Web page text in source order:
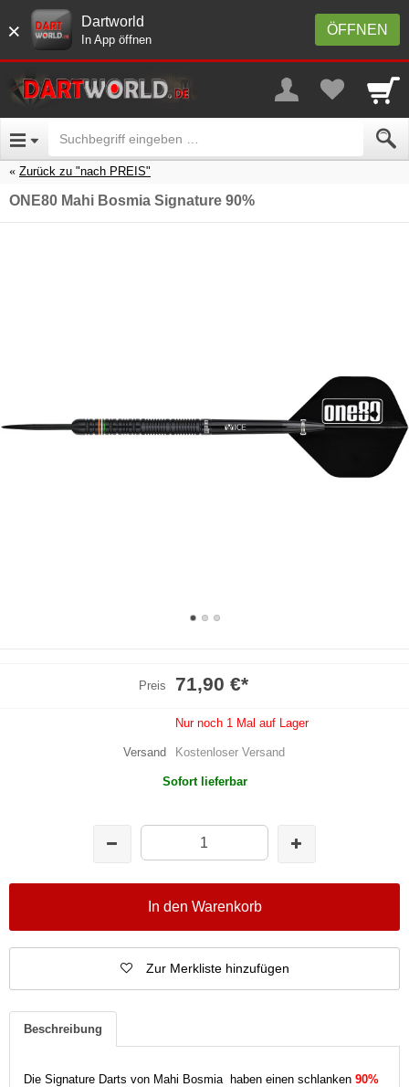
× ÖFFNEN
Dartworld
In App öffnen
Zurück zu "nach PREIS"
ONE80 Mahi Bosmia Signature 90%
Preis 71,90 €*
Nur noch 1 Mal auf Lager
Versand Kostenloser Versand
Sofort lieferbar
In den Warenkorb
Zur Merkliste hinzufügen
Beschreibung
Die Signature Darts von Mahi Bosmia haben einen schlanken 90%